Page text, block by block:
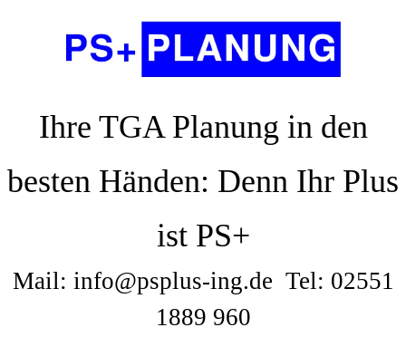
Ihre TGA Planung in den
besten Händen: Denn Ihr Plus
ist PS+
Mail: info@psplus-ing.de Tel: 02551
1889 960